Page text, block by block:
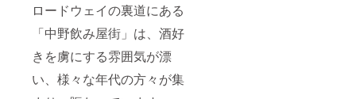
ロードウェイの裏道にある
「中野飲み屋街」は、酒好
きを虜にする雰囲気が漂
い、様々な年代の方々が集